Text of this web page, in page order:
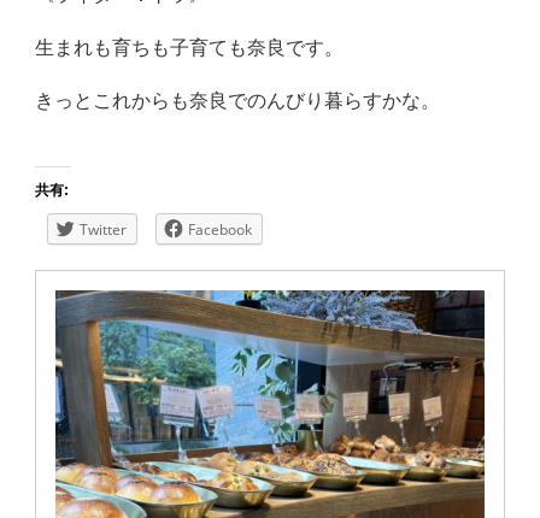
生まれも育ちも子育ても奈良です。
きっとこれからも奈良でのんびり暮らすかな。
共有:
Twitter Facebook